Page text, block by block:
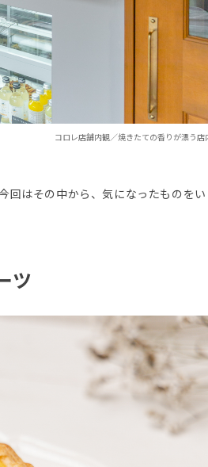
コロレ店舗内観／焼きたての香りが漂う店
回はその中から、気になったものをい
ツ